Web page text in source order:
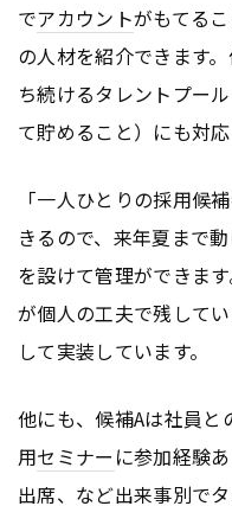
でアカウントがもてる
の人材を紹介できます
ち続けるタレントプー
て貯めること）にも対応
「一人ひとりの採用候補
きるので、来年夏まで
を設けて管理ができま
が個人の工夫で残して
して実装しています。
他にも、候補Aは社員
用セミナー に参加経験
出席、など出来事別で